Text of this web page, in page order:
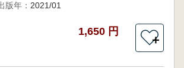
版年： 2021/01
1,650 円
＋